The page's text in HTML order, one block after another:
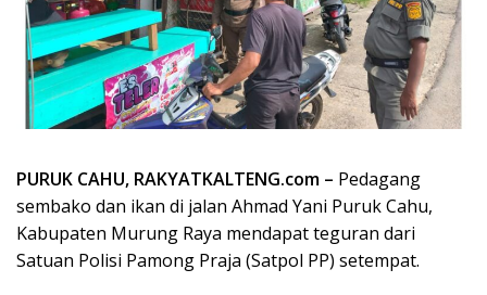
PURUK CAHU, RAKYATKALTENG.com – Pedagang
sembako dan ikan di jalan Ahmad Yani Puruk Cahu,
Kabupaten Murung Raya mendapat teguran dari
Satuan Polisi Pamong Praja (Satpol PP) setempat.